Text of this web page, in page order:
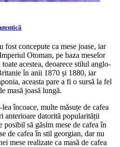
fost concepute ca mese joase, iar
Otoman, pe baza meselor
acestea, deoarece stilul anglo-
în anii 1870 și 1880, iar
aceasta pare a fi o sursă la fel
masă joasă lungă.
încoace, multe măsuțe de cafea
anterioare datorită popularității
posibil să găsim mese de cafea în
de cafea în stil georgian, dar nu
mese realizate ca masă de cafea